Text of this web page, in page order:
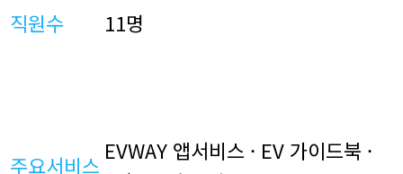
직원수 11명
주요서비스
EVWAY 앱서비스 · EV 가이드북 ·